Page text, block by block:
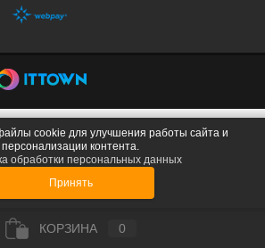
КОРЗИНА 0
cookie для улучшения работы сайта и
персонализации контента.
обработки персональных данных
Принять